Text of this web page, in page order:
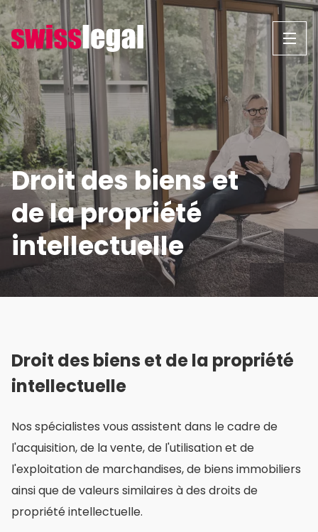
Aller
au
contenu
Droit des biens et
de la propriété
intellectuelle
Droit des biens et de la propriété
intellectuelle
Nos spécialistes vous assistent dans le cadre de
l'acquisition, de la vente, de l'utilisation et de
l'exploitation de marchandises, de biens immobiliers
ainsi que de valeurs similaires à des droits de
propriété intellectuelle.